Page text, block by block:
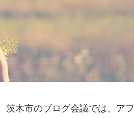
茨木市のブログ会議では、アフ